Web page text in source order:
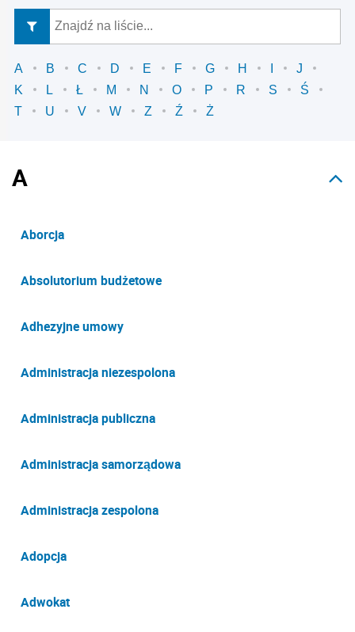
A B C D E F G H
J
K
L Ł M N O P R S
Ś
T
U V W Z Ź Ż
A
Aborcja
Absolutorium budżetowe
Adhezyjne umowy
Administracja niezespolona
Administracja publiczna
Administracja samorządowa
Administracja zespolona
Adopcja
Adwokat